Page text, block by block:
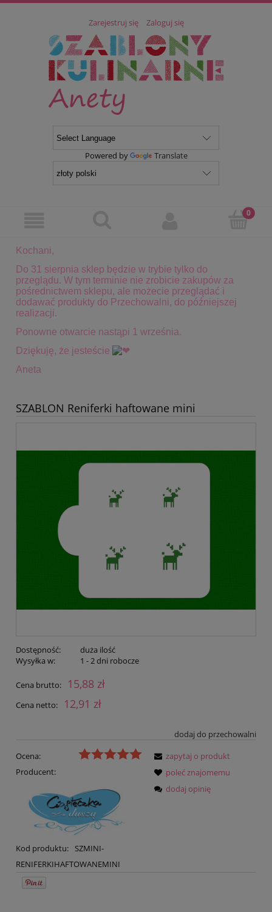
Zarejestruj się Zaloguj się
Powered by Translate
Kochani,
Do 31 sierpnia sklep będzie w trybie tylko do
przeglądu. W tym terminie nie zrobicie zakupów za
pośrednictwem sklepu, ale możecie przeglądać i
dodawać produkty do Przechowalni, do późniejszej
realizacji.
Ponowne otwarcie nastąpi 1 września.
Dziękuję, że jesteście
Aneta
SZABLON Reniferki haftowane mini
Dostępność:
duża ilość
Wysyłka w:
1 - 2 dni robocze
Cena brutto: 15,88 zł
Cena netto: 12,91 zł
dodaj do przechowalni
Ocena:
Producent:
Kod produktu:
SZMINI-
RENIFERKIHAFTOWANEMINI
zapytaj o produkt
poleć znajomemu
dodaj opinię